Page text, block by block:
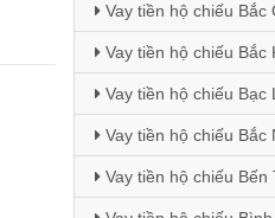
Vay tiền hộ chiếu Bắc
Vay tiền hộ chiếu Bắc
Vay tiền hộ chiếu Bạc
Vay tiền hộ chiếu Bắc
Vay tiền hộ chiếu Bến